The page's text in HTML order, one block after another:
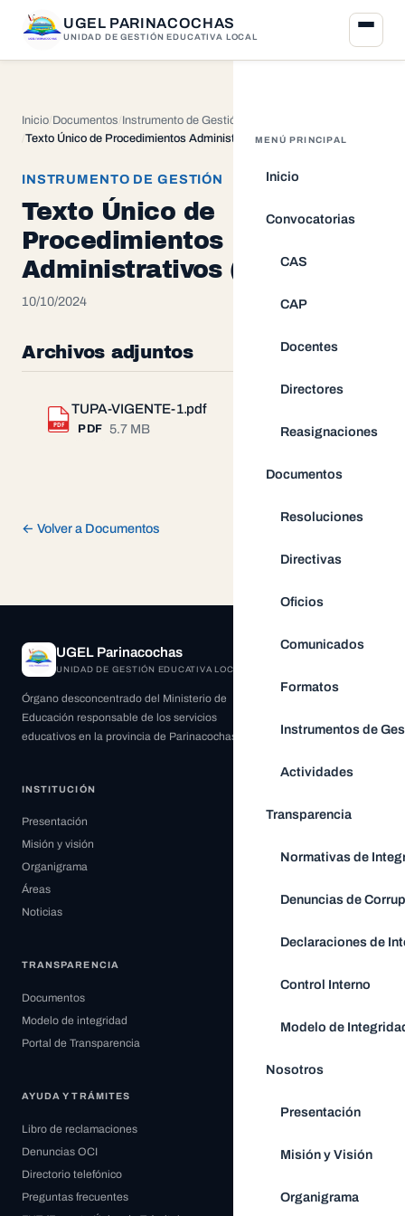
UGEL PARINACOCHAS
UNIDAD DE GESTIÓN EDUCATIVA LOCAL
MENÚ PRINCIPAL
Inicio
Convocatorias
CAS
CAP
Docentes
Directores
Reasignaciones
Documentos
Resoluciones
Directivas
Oficios
Comunicados
Formatos
Instrumentos de
Actividades
Transparencia
Normativas de
Denuncias de
Declaraciones de
Control Interno
Modelo de
Nosotros
Presentación
Misión y Visión
Organigrama
Inicio Documentos Instrumento de Gestión
Texto Único de Procedimientos Administrativos (TUPA)
INSTRUMENTO DE GESTIÓN
Texto Único de
Procedimientos
Administrativos (TUPA)
10/10/2024
Archivos adjuntos
PDF
TUPA-VIGENTE-1.pdf
PDF 5.7 MB
← Volver a Documentos
UGEL Parinacochas
UNIDAD DE GESTIÓN EDUCATIVA LOCAL
Órgano desconcentrado del Ministerio de
Educación responsable de los servicios
educativos en la provincia de Parinacochas.
INSTITUCIÓN
Presentación
Misión y visión
Organigrama
Áreas
Noticias
TRANSPARENCIA
Documentos
Modelo de integridad
Portal de Transparencia
AYUDA Y TRÁMITES
Libro de reclamaciones
Denuncias OCI
Directorio telefónico
Preguntas frecuentes